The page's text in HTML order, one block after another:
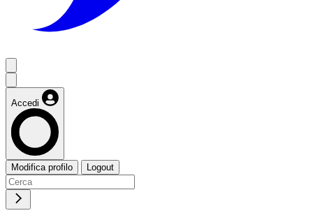
Accedi
Modifica profilo Logout